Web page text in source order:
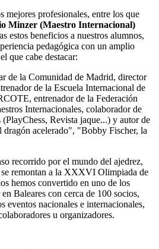
mejores profesionales, entre los que
Minzer (Maestro Internacional)
estos beneficios a nuestros alumnos,
pedagógica con un amplio
que cabe destacar:
de la Comunidad de Madrid, director
de la Escuela Internacional de
entrenador de la Federación
Internacionales, colaborador de
Revista jaque...) y autor de
acelerado", "Bobby Fischer, la
recorrido por el mundo del ajedrez,
se remontan a la XXXVI Olimpiada de
hemos convertido en uno de los
Baleares con cerca de 100 socios,
eventos nacionales e internacionales,
u organizadores.